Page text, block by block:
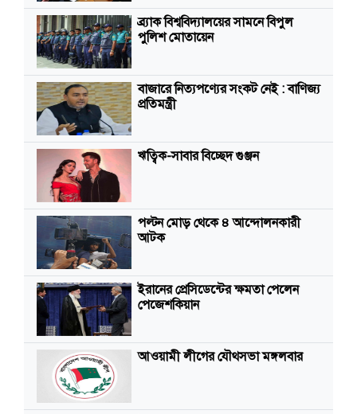
ব্র্যাক বিশ্ববিদ্যালয়ের সামনে বিপুল
পুলিশ মোতায়েন
বাজারে নিত্যপণ্যের সংকট নেই : বাণিজ্য
প্রতিমন্ত্রী
ঋত্বিক-সাবার বিচ্ছেদ গুঞ্জন
পল্টন মোড় থেকে ৪ আন্দোলনকারী
আটক
ইরানের প্রেসিডেন্টের ক্ষমতা পেলেন
পেজেশকিয়ান
আওয়ামী লীগের যৌথসভা মঙ্গলবার